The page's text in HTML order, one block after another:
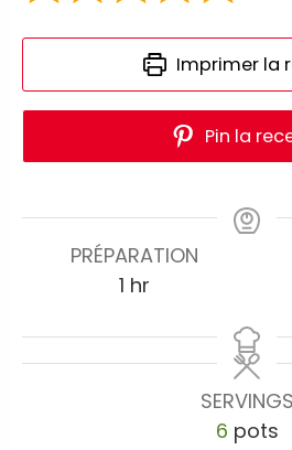
Imprimer la
Pin la
PRÉPARATION
1 hr
SERVINGS
6 pots